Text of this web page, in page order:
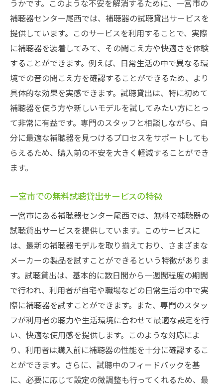
うかです。このような不安を解消するために、一宮市の
補聴器センター尾西では、補聴器の試聴貸出サービスを
提供しています。このサービスを利用することで、実際
に補聴器を装着してみて、その聞こえ方や快適さを体験
することができます。例えば、日常生活の中で異なる環
境での音の聞こえ方を確認することができるため、より
具体的な効果を実感できます。試聴貸出は、特に初めて
補聴器を使う方や新しいモデルを試してみたい方にとっ
て非常に有益です。専門のスタッフと相談しながら、自
分に最適な補聴器を見つけるプロセスをサポートしても
らえるため、購入前の不安を大きく軽減することができ
ます。
一宮市での無料試聴貸出サービスの特徴
一宮市にある補聴器センター尾西では、無料で補聴器の
試聴貸出サービスを提供しています。このサービスに
は、最新の補聴器モデルを取り揃えており、さまざまな
メーカーの製品を試すことができるという特徴がありま
す。試聴貸出は、基本的に数日間から一週間程度の期間
で行われ、利用者が自宅や職場などの日常生活の中で実
際に補聴器を試すことができます。また、専門のスタッ
フが利用者の聴力や生活環境に合わせて最適な設定を行
い、快適な使用感を提供します。このような対応によ
り、利用者は購入前に補聴器の性能を十分に確認するこ
とができます。さらに、試聴中のフィードバックを基
に、必要に応じて設定の微調整も行ってくれるため、最